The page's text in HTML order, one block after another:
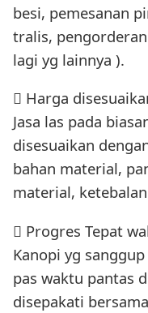
besi, pemesanan
tralis,
lagi yg lainnya ).
 Harga
Jasa las pada
disesuaikan
bahan material,
material,
 Progres Tepat
Kanopi yg
pas waktu pantas
disepakati